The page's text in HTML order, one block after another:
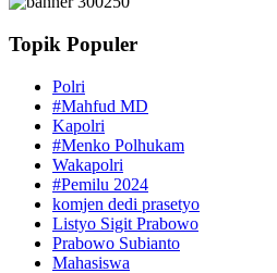
Topik Populer
Polri
#Mahfud MD
Kapolri
#Menko Polhukam
Wakapolri
#Pemilu 2024
komjen dedi prasetyo
Listyo Sigit Prabowo
Prabowo Subianto
Mahasiswa